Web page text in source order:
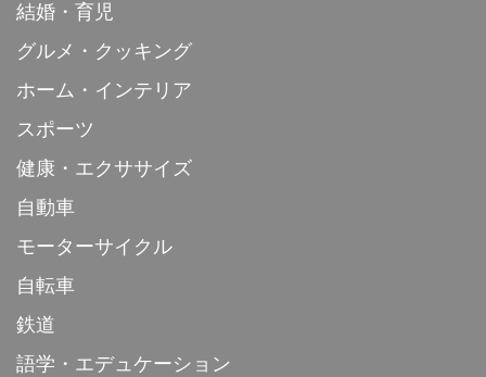
結婚・育児
グルメ・クッキング
ホーム・インテリア
スポーツ
健康・エクササイズ
自動車
モーターサイクル
自転車
鉄道
語学・エデュケーション